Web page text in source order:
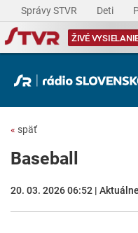
Správy STVR Deti
ŽIVÉ
« späť
Baseball
20. 03. 2026 06:52 |